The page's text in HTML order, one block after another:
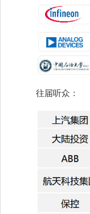
往届听众：